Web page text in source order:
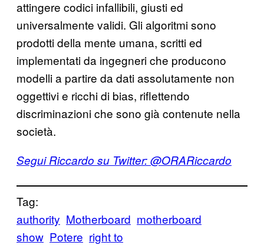
attingere codici infallibili, giusti ed
universalmente validi. Gli algoritmi sono
prodotti della mente umana, scritti ed
implementati da ingegneri che producono
modelli a partire da dati assolutamente non
oggettivi e ricchi di bias, riflettendo
discriminazioni che sono già contenute nella
società.
Segui Riccardo su Twitter: @ORARiccardo
Tag:
authority Motherboard motherboard
show Potere right to